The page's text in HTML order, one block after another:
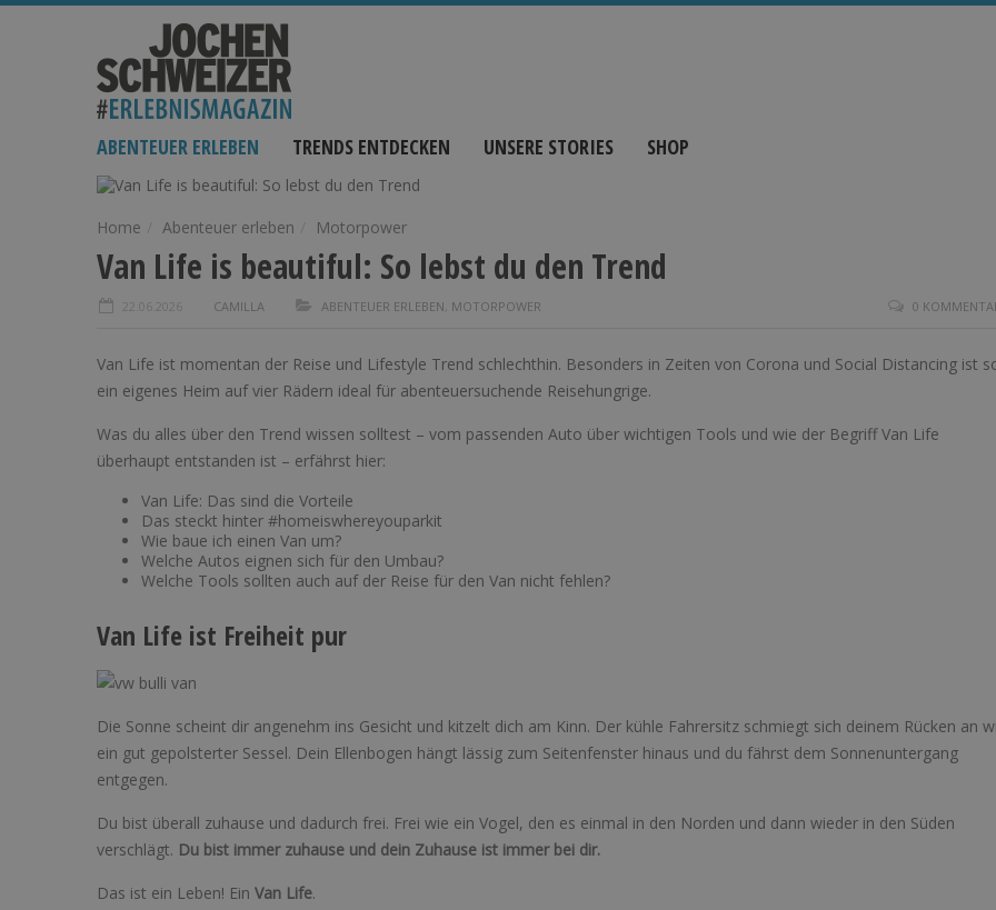
ABENTEUER ERLEBEN TRENDS ENTDECKEN UNSERE STORIES SHOP
Home Abenteuer erleben Motorpower
Van Life is beautiful: So lebst du den Trend
22.06.2026 CAMILLA ABENTEUER ERLEBEN MOTORPOWER 0
Van Life ist momentan der Reise und Lifestyle Trend schlechthin. Besonders in Zeiten von Corona und Social Distancing ist
ein eigenes Heim auf vier Rädern ideal für abenteuersuchende Reisehungrige.
Was du alles über den Trend wissen solltest – vom passenden Auto über wichtigen Tools und wie der Begriff Van Life
überhaupt entstanden ist – erfährst hier:
Van Life: Das sind die Vorteile
Das steckt hinter #homeiswhereyouparkit
Wie baue ich einen Van um?
Welche Autos eignen sich für den Umbau?
Welche Tools sollten auch auf der Reise für den Van nicht fehlen?
Van Life ist Freiheit pur
Die Sonne scheint dir angenehm ins Gesicht und kitzelt dich am Kinn. Der kühle Fahrersitz schmiegt sich deinem Rücken an
ein gut gepolsterter Sessel. Dein Ellenbogen hängt lässig zum Seitenfenster hinaus und du fährst dem Sonnenuntergang
entgegen.
Du bist überall zuhause und dadurch frei. Frei wie ein Vogel, den es einmal in den Norden und dann wieder in den Süden
verschlägt. Du bist immer zuhause und dein Zuhause ist immer bei dir.
Das ist ein Leben! Ein Van Life.